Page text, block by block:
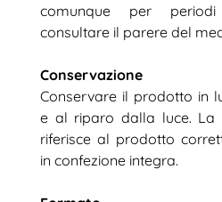
comunque per
consultare il parere del
Conservazione
Conservare il prodotto in
e al riparo dalla luce. La
riferisce al prodotto
in confezione integra.